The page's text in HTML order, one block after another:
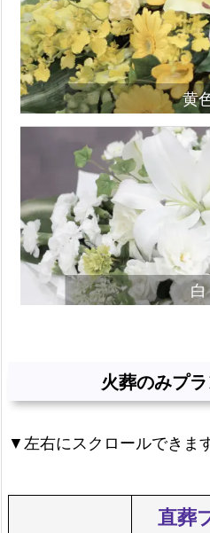
黄
白
火葬のみプ
▼左右にスクロールできま
直葬